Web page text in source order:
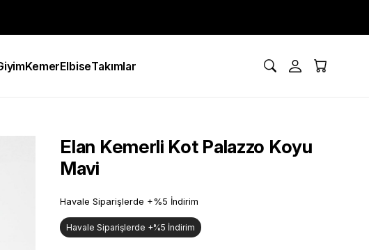
KemerElbiseTakımlar
Elan Kemerli Kot Palazzo Koyu
Mavi
Havale Siparişlerde +%5 İndirim
Havale Siparişlerde +%5 İndirim